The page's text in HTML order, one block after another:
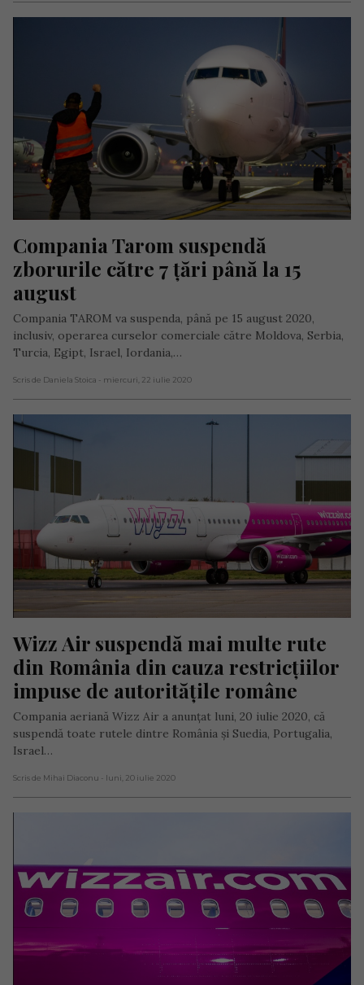
Compania Tarom suspendă
zborurile către 7 țări până la 15
august
Compania TAROM va suspenda, până pe 15 august 2020,
inclusiv, operarea curselor comerciale către Moldova, Serbia,
Turcia, Egipt, Israel, Iordania,…
Scris de Daniela Stoica - miercuri, 22 iulie 2020
Wizz Air suspendă mai multe rute
din România din cauza restricțiilor
impuse de autoritățile române
Compania aeriană Wizz Air a anunțat luni, 20 iulie 2020, că
suspendă toate rutele dintre România și Suedia, Portugalia,
Israel…
Scris de Mihai Diaconu - luni, 20 iulie 2020